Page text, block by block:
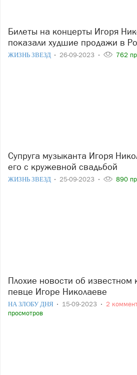
Билеты на концерты Игоря Николаева и Лолиты
показали худшие продажи в
ЖИЗНЬ ЗВЕЗД 26-09-2023 762
Супруга музыканта Игоря Николаева поздравила
его с кружевной свадьбой
ЖИЗНЬ ЗВЕЗД 25-09-2023 890
Плохие новости об известном композиторе и
певце Игоре Николаеве
НА ЗЛОБУ ДНЯ 15-09-2023 2
просмотров